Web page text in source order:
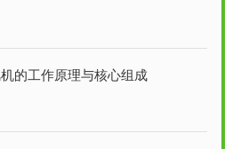
的工作原理与核心组成